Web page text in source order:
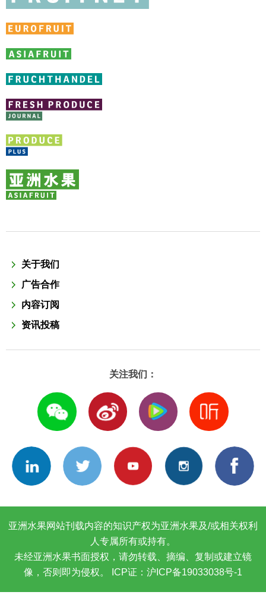
关于我们
广告合作
内容订阅
资讯投稿
关注我们：
亚洲水果网站刊载内容的知识产权为亚洲水果及/或相关权利
人专属所有或持有。
未经亚洲水果书面授权，请勿转载、摘编、复制或建立镜
像，否则即为侵权。
ICP证：沪ICP备19033038号-1